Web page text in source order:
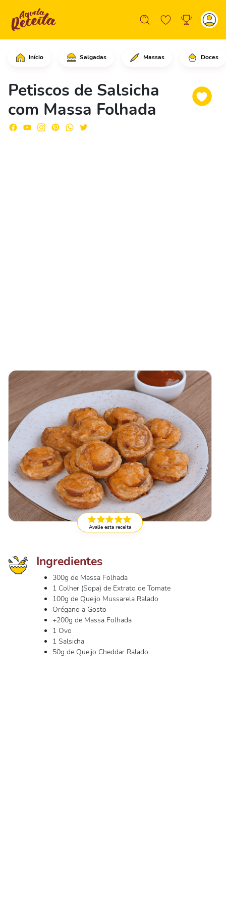
Início Salgadas Massas Doces
Petiscos de Salsicha
com Massa Folhada
Comece cortando a massa folhada,
Avalie esta receita
Ingredientes
300g de Massa Folhada
1 Colher (Sopa) de Extrato de Tomate
100g de Queijo Mussarela Ralado
Orégano a Gosto
+200g de Massa Folhada
1 Ovo
1 Salsicha
50g de Queijo Cheddar Ralado